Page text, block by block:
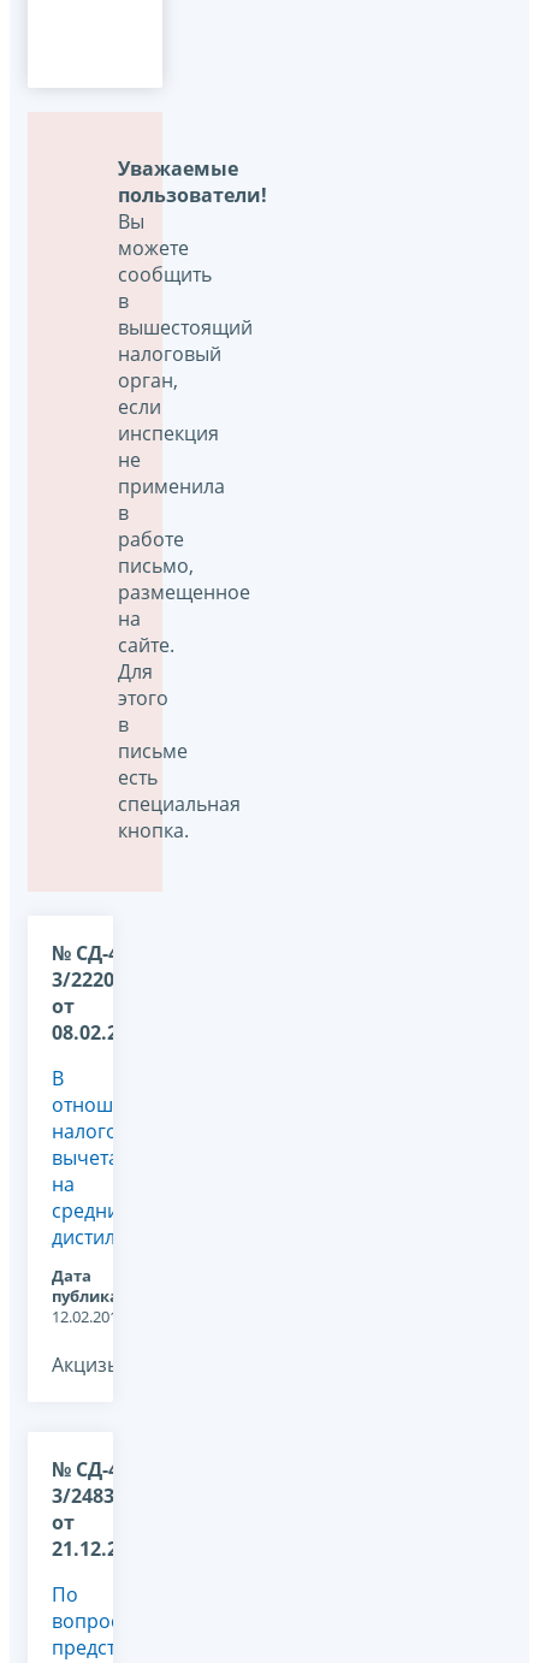
Уважаемые
пользователи!
Вы
можете
сообщить
в
вышестоящий
налоговый
орган,
если
инспекция
не
применила
в
работе
письмо,
размещенное
на
сайте.
Для
этого
в
письме
есть
специальная
кнопка.
№ СД-4-
3/2220@
от
08.02.2019
В
отношении
налогового
вычета
на
средние
дистилляты
Дата
публикации:
12.02.2019
Акцизы, -
№ СД-4-
3/24834@
от
21.12.2018
По
вопросу
представления